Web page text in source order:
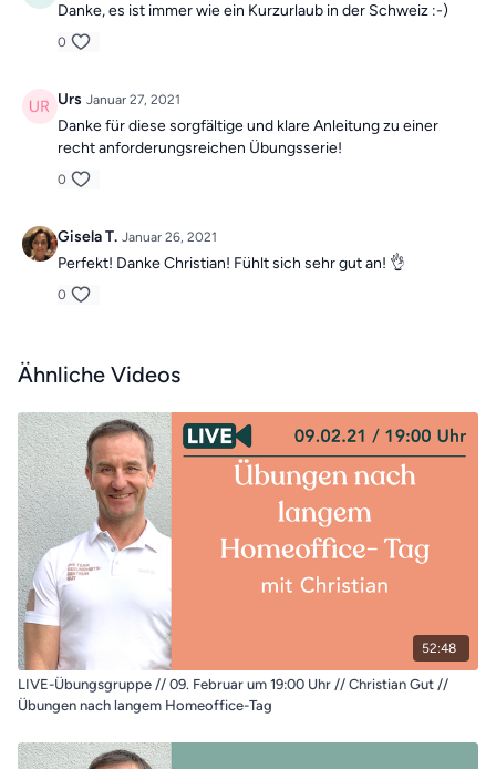
Danke, es ist immer wie ein Kurzurlaub in der Schweiz :-)
0
Urs Januar 27, 2021
Danke für diese sorgfältige und klare Anleitung zu einer
recht anforderungsreichen Übungsserie!
0
Gisela T. Januar 26, 2021
Perfekt! Danke Christian! Fühlt sich sehr gut an! 👌
0
Ähnliche Videos
52:48
LIVE-Übungsgruppe // 09. Februar um 19:00 Uhr // Christian Gut //
Übungen nach langem Homeoffice-Tag